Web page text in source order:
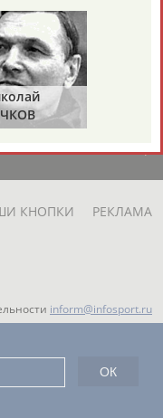
КНОПКИ РЕКЛАМА
inform@infosport.ru